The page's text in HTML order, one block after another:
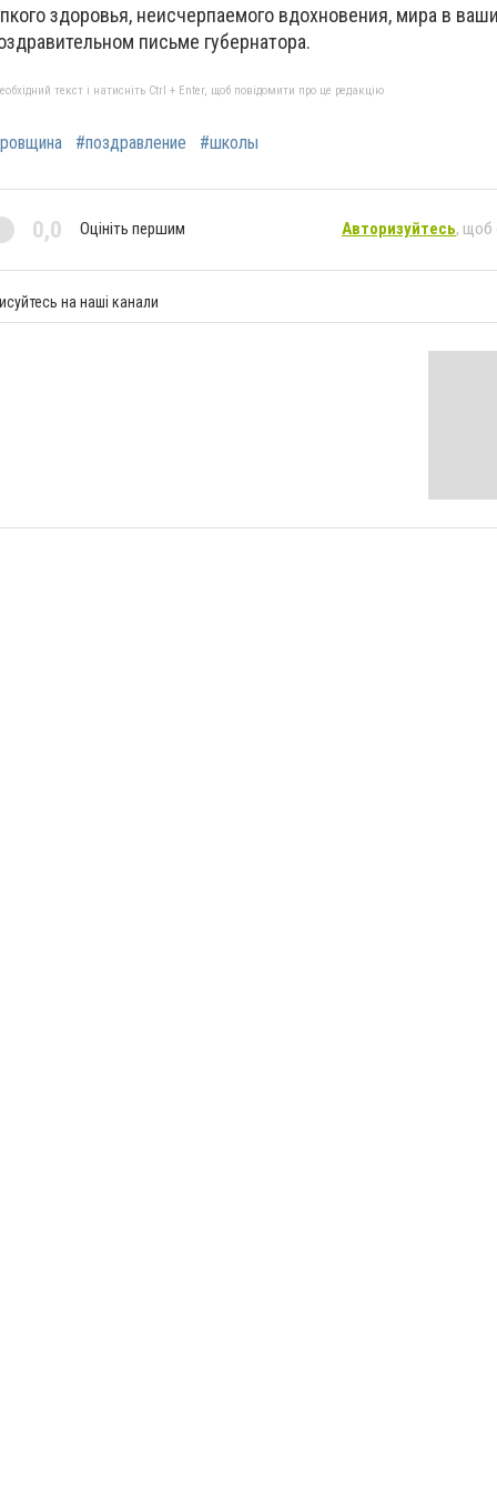
здоровья, неисчерпаемого вдохновения, мира в
письме губернатора.
текст і натисніть Ctrl + Enter, щоб повідомити про це редакцію
#поздравление #школы
0,0 Оцініть першим Авторизуйтесь, щоб
на наші канали